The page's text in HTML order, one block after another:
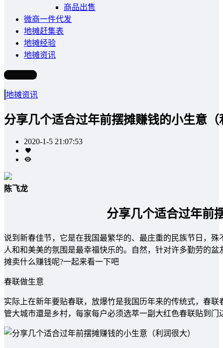
商品出售
微商一件代发
地摊赶集表
地摊经验
地摊资讯
写文章
地摊资讯
分享几个适合过年前摆摊赚钱的小生意（
2020-1-5 21:07:53
陈飞龙
分享几个适合过年前
说到新春佳节，它是在我国最繁华的、最庄重的民族节日，
人和和美美的氛围是最幸福快乐的。自然，针对许多勤劳的
摊卖什么赚钱呢?一起来看一下吧
春联做生意
实际上在新年要贴春联，放爆竹是我国历年来的传统式，春
管大城市還是乡村，每家每户必须选萃一副大红色春联贴到